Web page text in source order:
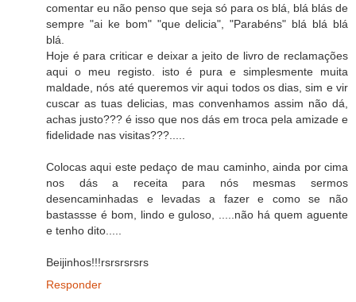
comentar eu não penso que seja só para os blá, blá blás de
sempre "ai ke bom" "que delicia", "Parabéns" blá blá blá
blá.
Hoje é para criticar e deixar a jeito de livro de reclamações
aqui o meu registo. isto é pura e simplesmente muita
maldade, nós até queremos vir aqui todos os dias, sim e vir
cuscar as tuas delicias, mas convenhamos assim não dá,
achas justo??? é isso que nos dás em troca pela amizade e
fidelidade nas visitas???.....
Colocas aqui este pedaço de mau caminho, ainda por cima
nos dás a receita para nós mesmas sermos
desencaminhadas e levadas a fazer e como se não
bastassse é bom, lindo e guloso, .....não há quem aguente
e tenho dito.....
Beijinhos!!!rsrsrsrsrs
Responder